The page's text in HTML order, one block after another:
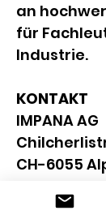
an
für
Industrie.
KONTAKT
IMPANA AG
CH-6055
+41 41 670